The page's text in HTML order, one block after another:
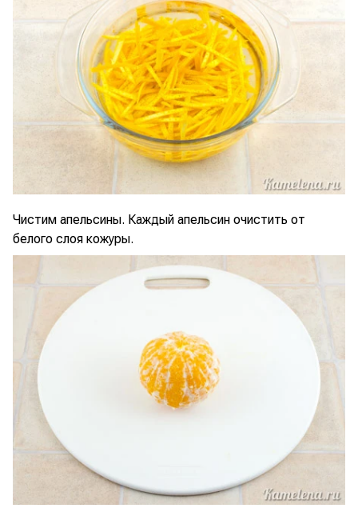
Чистим апельсины. Каждый апельсин очистить от
белого слоя кожуры.